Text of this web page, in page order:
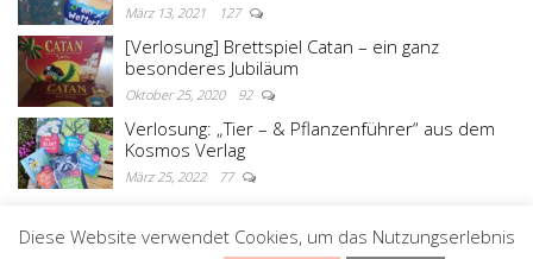
März 13, 2021 127
[Verlosung] Brettspiel Catan – ein ganz
besonderes Jubiläum
Oktober 25, 2020 92
Verlosung: „Tier – & Pflanzenführer“ aus dem
Kosmos Verlag
März 25, 2022 77
Diese Website verwendet Cookies, um das Nutzungserlebnis